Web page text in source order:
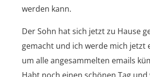
werden kann.
Der Sohn hat sich jetzt zu Hause
gemacht und ich werde mich jetzt
um alle angesammelten emails